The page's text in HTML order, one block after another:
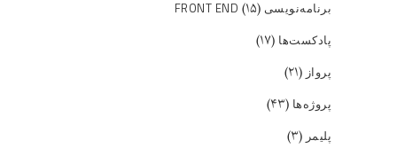
برنامه‌نویسی FRONT END (۱۵)
پادکست‌ها (۱۷)
پرواز (۲۱)
پروژه‌ها (۴۳)
پلیمر (۳)